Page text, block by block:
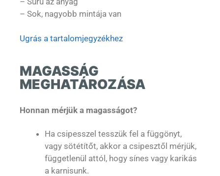
– Sok, nagyobb mintája van
Ugrás a tartalomjegyzékhez
MAGASSÁG
MEGHATÁROZÁSA
Honnan mérjük a magasságot?
Ha csipesszel tesszük fel a függönyt,
vagy sötétítőt, akkor a csipesztől mérjük,
függetlenül attól, hogy sínes vagy karikás
a karnisunk.